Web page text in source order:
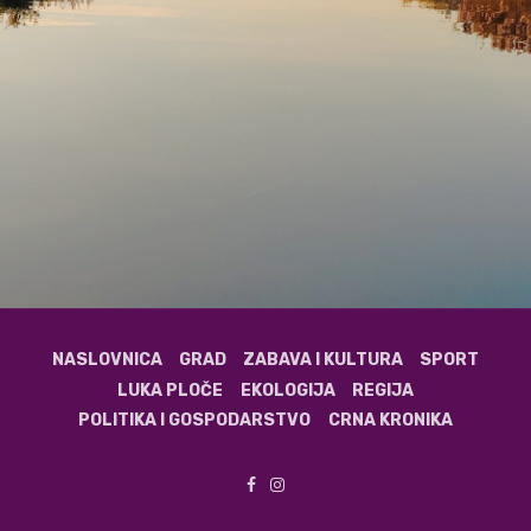
NASLOVNICA GRAD ZABAVA I KULTURA
SPORT
LUKA PLOČE
EKOLOGIJA
REGIJA
POLITIKA I GOSPODARSTVO
CRNA KRONIKA